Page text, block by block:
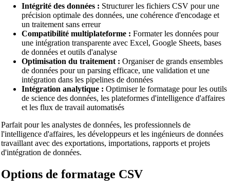
Intégrité des données : Structurer les fichiers CSV pour une
précision optimale des données, une cohérence d'encodage et
un traitement sans erreur
Compatibilité multiplateforme : Formater les données pour
une intégration transparente avec Excel, Google Sheets, bases
de données et outils d'analyse
Optimisation du traitement : Organiser de grands ensembles
de données pour un parsing efficace, une validation et une
intégration dans les pipelines de données
Intégration analytique : Optimiser le formatage pour les outils
de science des données, les plateformes d'intelligence d'affaires
et les flux de travail automatisés
Parfait pour les analystes de données, les professionnels de
l'intelligence d'affaires, les développeurs et les ingénieurs de données
travaillant avec des exportations, importations, rapports et projets
d'intégration de données.
Options de formatage CSV